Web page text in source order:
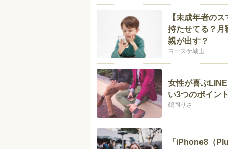
【未成年者の
持たせてる？月
親が出す？
ヨースケ城山
女性が喜ぶ
い3つのポイン
鶴岡りさ
「iPhone8（